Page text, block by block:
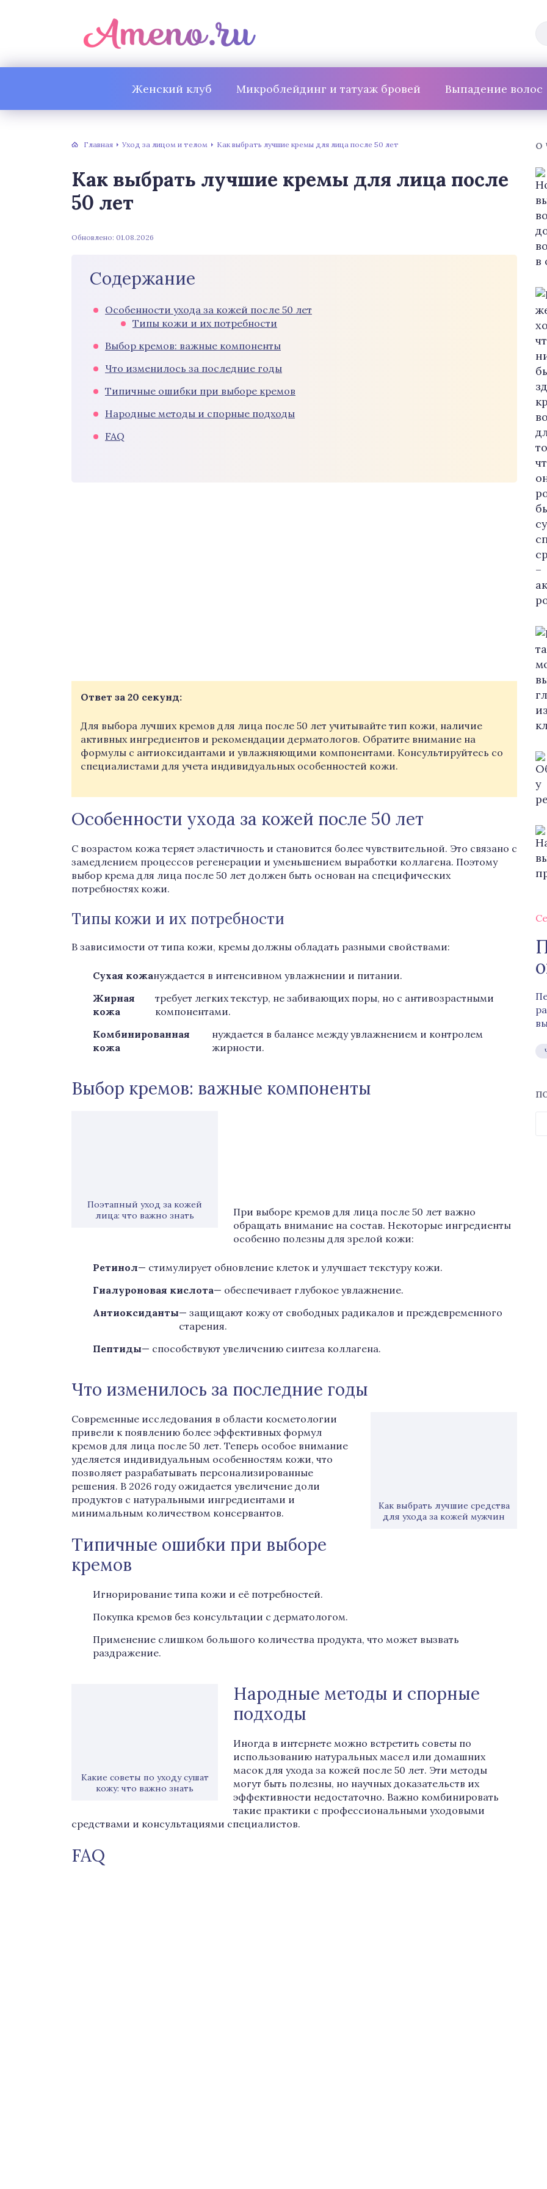
Женский клуб Микроблейдинг и татуаж бровей Выпадение волос
Главная Уход за лицом и телом Как выбрать лучшие кремы для лица после 50 лет
Как выбрать лучшие кремы для лица после
50 лет
Обновлено: 01.08.2026
Содержание
Особенности ухода за кожей после 50 лет
Типы кожи и их потребности
Выбор кремов: важные компоненты
Что изменилось за последние годы
Типичные ошибки при выборе кремов
Народные методы и спорные подходы
FAQ
Ответ за 20 секунд:
Для выбора лучших кремов для лица после 50 лет учитывайте тип кожи, наличие
активных ингредиентов и рекомендации дерматологов. Обратите внимание на
формулы с антиоксидантами и увлажняющими компонентами. Консультируйтесь со
специалистами для учета индивидуальных особенностей кожи.
Особенности ухода за кожей после 50 лет
С возрастом кожа теряет эластичность и становится более чувствительной. Это связано с
замедлением процессов регенерации и уменьшением выработки коллагена. Поэтому
выбор крема для лица после 50 лет должен быть основан на специфических
потребностях кожи.
Типы кожи и их потребности
В зависимости от типа кожи, кремы должны обладать разными свойствами:
Сухая кожануждается в интенсивном увлажнении и питании.
Жирная
кожа
требует легких текстур, не забивающих поры, но с антивозрастными
компонентами.
Комбинированная
кожа
нуждается в балансе между увлажнением и контролем
жирности.
Выбор кремов: важные компоненты
Поэтапный уход за кожей
лица: что важно знать
При выборе кремов для лица после 50 лет важно
обращать внимание на состав. Некоторые ингредиенты
особенно полезны для зрелой кожи:
Ретинол— стимулирует обновление клеток и улучшает текстуру кожи.
Гиалуроновая кислота— обеспечивает глубокое увлажнение.
Антиоксиданты— защищают кожу от свободных радикалов и преждевременного
старения.
Пептиды— способствуют увеличению синтеза коллагена.
Что изменилось за последние годы
Как выбрать лучшие средства
для ухода за кожей мужчин
Современные исследования в области косметологии
привели к появлению более эффективных формул
кремов для лица после 50 лет. Теперь особое внимание
уделяется индивидуальным особенностям кожи, что
позволяет разрабатывать персонализированные
решения. В 2026 году ожидается увеличение доли
продуктов с натуральными ингредиентами и
минимальным количеством консервантов.
Типичные ошибки при выборе
кремов
Игнорирование типа кожи и её потребностей.
Покупка кремов без консультации с дерматологом.
Применение слишком большого количества продукта, что может вызвать
раздражение.
Какие советы по уходу сушат
кожу: что важно знать
Народные методы и спорные
подходы
Иногда в интернете можно встретить советы по
использованию натуральных масел или домашних
масок для ухода за кожей после 50 лет. Эти методы
могут быть полезны, но научных доказательств их
эффективности недостаточно. Важно комбинировать
такие практики с профессиональными уходовыми
средствами и консультациями специалистов.
FAQ
О